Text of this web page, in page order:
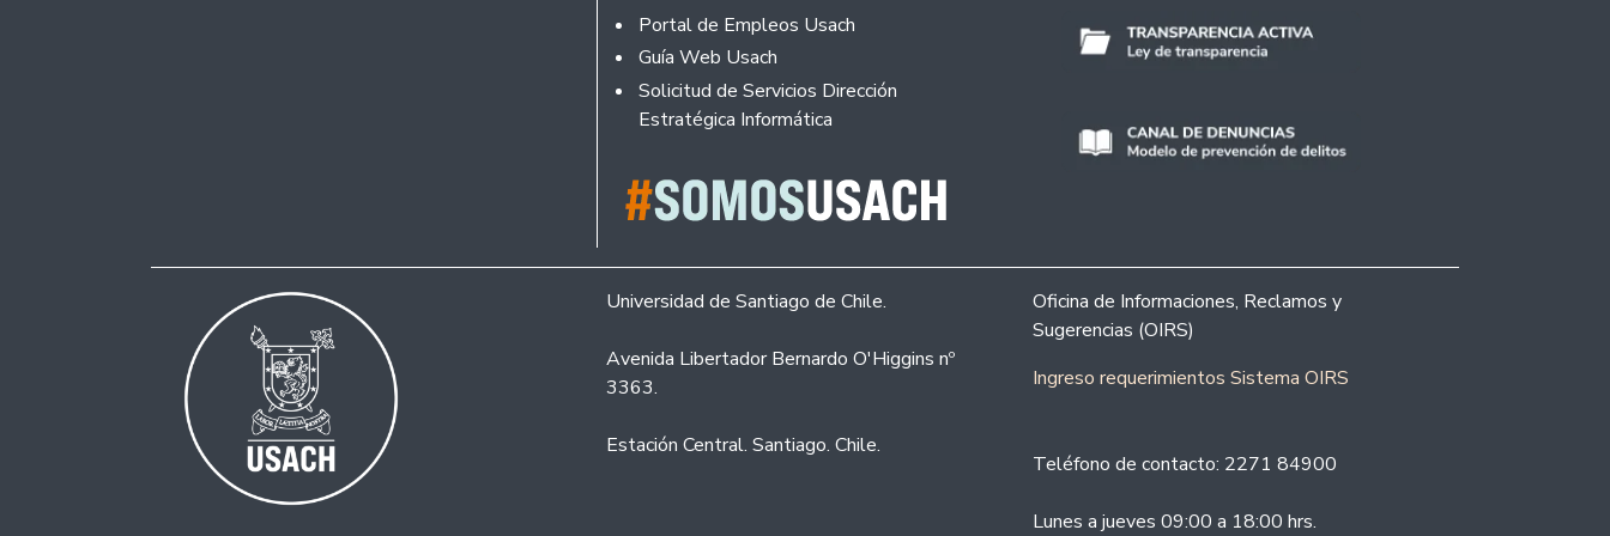
Portal de Empleos Usach
Guía Web Usach
Solicitud de Servicios Dirección
Estratégica Informática
Universidad de Santiago de Chile.
Avenida Libertador Bernardo O'Higgins nº
3363.
Estación Central. Santiago. Chile.
Oficina de Informaciones, Reclamos y
Sugerencias (OIRS)
Ingreso requerimientos Sistema OIRS
Teléfono de contacto: 2271 84900
Lunes a jueves 09:00 a 18:00 hrs.